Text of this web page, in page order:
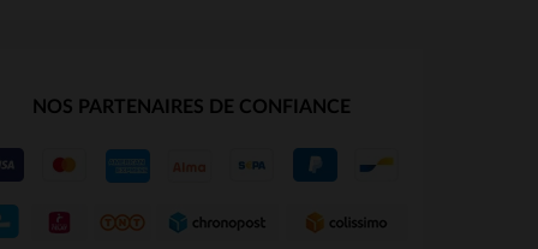
NOS PARTENAIRES DE CONFIANCE